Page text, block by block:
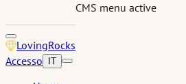
CMS menu active
LovingRocks
Accesso
IT